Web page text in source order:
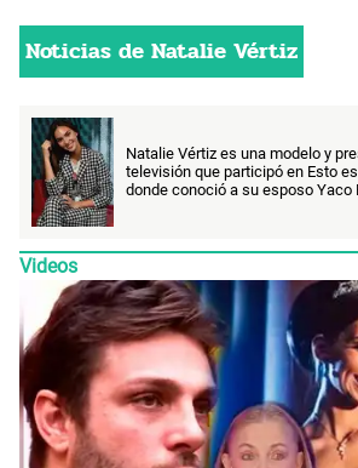
Noticias de Natalie Vértiz
Natalie Vértiz es una modelo y
televisión que participó en Esto
donde conoció a su esposo Yaco
Videos